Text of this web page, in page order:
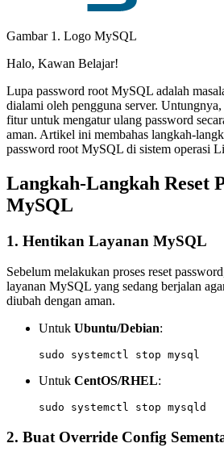
Gambar 1. Logo MySQL
Halo, Kawan Belajar!
Lupa password root MySQL adalah
dialami oleh pengguna server.
fitur untuk mengatur ulang password
aman. Artikel ini membahas langkah-
password root MySQL di sistem operasi
Langkah-Langkah Reset
MySQL
1. Hentikan Layanan MySQL
Sebelum melakukan proses reset
layanan MySQL yang sedang berjalan
diubah dengan aman.
Untuk Ubuntu/Debian:
Untuk CentOS/RHEL:
2. Buat Override Config